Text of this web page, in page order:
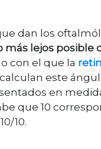
dan los
lejos posible
con el que la
este
en
que 10
10.